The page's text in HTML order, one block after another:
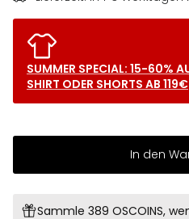
SUMMER SPECIAL: 15-60%
SHIRT ODER SHORTS AB 119€
In den
Sammle 389 OSCOINS,